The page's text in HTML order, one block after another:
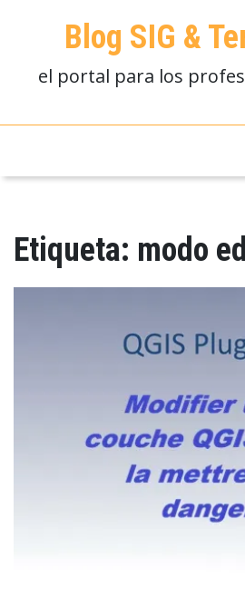
Blog SIG &
el portal para los
Etiqueta: modo